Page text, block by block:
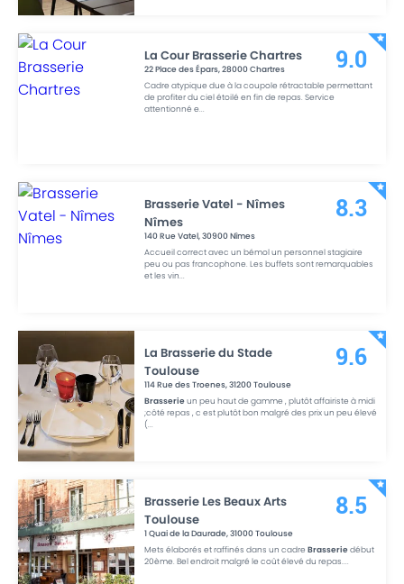
La Cour Brasserie Chartres
22 Place des Épars,28000Chartres
Cadre atypique due à la coupole rétractable permettant
de profiter du ciel étoilé en fin de repas. Service
attentionné e...
9.0
Brasserie Vatel - Nîmes
Nîmes
140 Rue Vatel,30900Nîmes
Accueil correct avec un bémol un personnel stagiaire
peu ou pas francophone. Les buffets sont remarquables
et les vin...
8.3
La Brasserie du Stade
Toulouse
114 Rue des Troenes,31200Toulouse
Brasserieun peu haut de gamme , plutôt affairiste à midi
;côté repas , c est plutôt bon malgré des prix un peu élevé
(...
9.6
Brasserie Les Beaux Arts
Toulouse
1 Quai de la Daurade,31000Toulouse
Mets élaborés et raffinés dans un cadreBrasseriedébut
20ème. Bel endroit malgré le coût élevé du repas....
8.5